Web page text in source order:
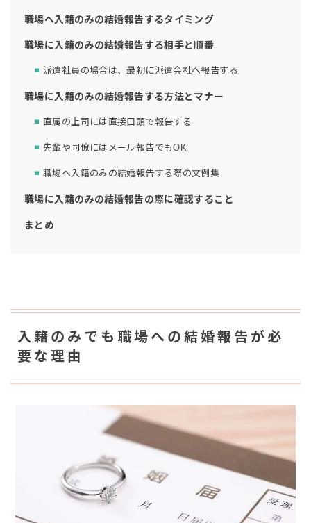
職場へ入籍のみの結婚報告するタイミング
職場に入籍のみの結婚報告する相手と順番
派遣社員の場合は、最初に派遣会社へ報告する
職場に入籍のみの結婚報告する方法とマナー
直属の上司には直接口頭で報告する
先輩や同僚にはメール報告でもOK
職場へ入籍のみの結婚報告する際の文例集
職場に入籍のみの結婚報告の際に確認すること
まとめ
入籍のみでも職場への結婚報告が必
要な理由